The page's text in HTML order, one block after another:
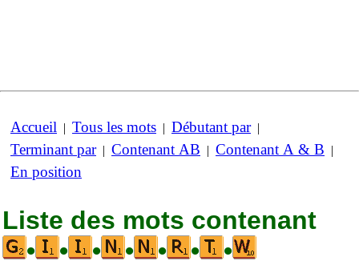
Accueil | Tous les mots | Débutant par|
Terminant par| Contenant AB | Contenant A & B |
En position
Liste des mots contenant
•
• • • • • •